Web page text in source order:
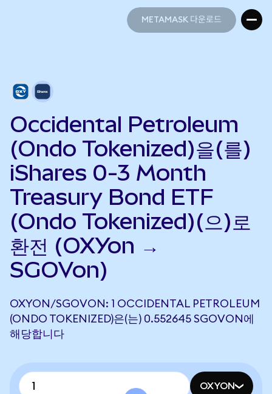
METAMASK 다운로드
Occidental Petroleum
(Ondo Tokenized)을(를)
iShares 0-3 Month
Treasury Bond ETF
(Ondo Tokenized)(으)로
환전 (OXYon →
SGOVon)
OXYON/SGOVON: 1 OCCIDENTAL PETROLEUM
(ONDO TOKENIZED)은(는) 0.552645 SGOVON에
해당합니다
OXYON